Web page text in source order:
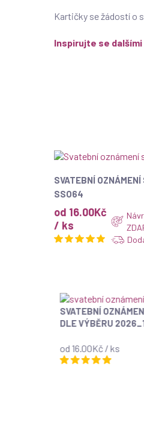
Kartičky se žádostí o
Inspirujte se
SVATEBNÍ OZNÁMENÍ
SSO64
od 16.00Kč
/ ks
SVATEBNÍ
DLE VÝBĚRU
od 16.00Kč / ks